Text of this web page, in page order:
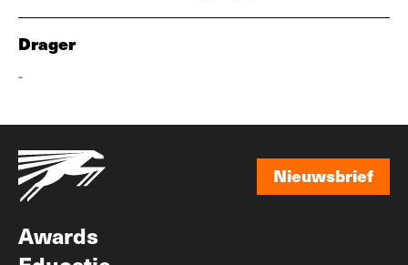
Drager
-
Nieuwsbrief
Awards